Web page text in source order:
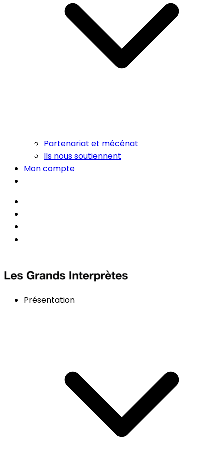
Partenariat et mécénat
Ils nous soutiennent
Mon compte
Présentation